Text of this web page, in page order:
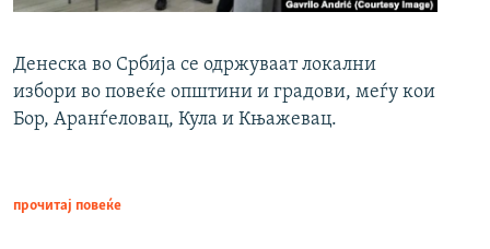
Денеска во Србија се одржуваат локални
избори во повеќе општини и градови, меѓу кои
Бор, Аранѓеловац, Кула и Књажевац.
прочитај повеќе